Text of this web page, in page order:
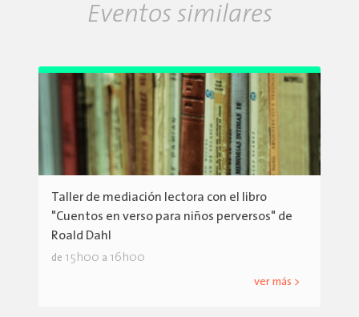
Eventos similares
Taller de mediación lectora con el libro
"Cuentos en verso para niños perversos" de
Roald Dahl
de 15h00 a 16h00
ver más >